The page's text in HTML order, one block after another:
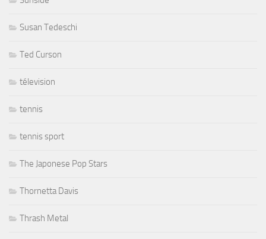
Susan Tedeschi
Ted Curson
télevision
tennis
tennis sport
The Japonese Pop Stars
Thornetta Davis
Thrash Metal